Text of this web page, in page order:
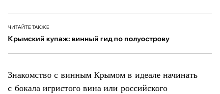
ЧИТАЙТЕ ТАКЖЕ
Крымский купаж: винный гид по полуострову
Знакомство с винным Крымом в идеале начинать
с бокала игристого вина или российского